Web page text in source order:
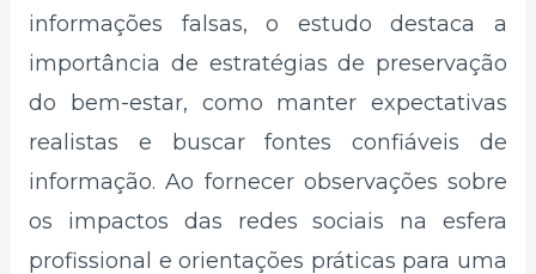
informações falsas, o estudo destaca a
importância de estratégias de preservação
do bem-estar, como manter expectativas
realistas e buscar fontes confiáveis de
informação. Ao fornecer observações sobre
os impactos das redes sociais na esfera
profissional e orientações práticas para uma